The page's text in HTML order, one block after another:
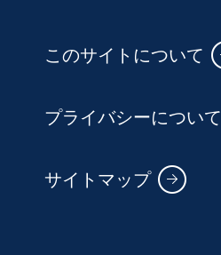
このサイトについて
プライバシーについて
サイトマップ